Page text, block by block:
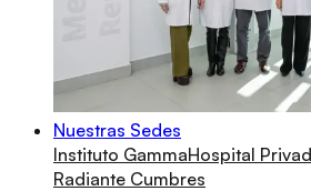
Nuestras Sedes
Instituto GammaHospital
Radiante Cumbres